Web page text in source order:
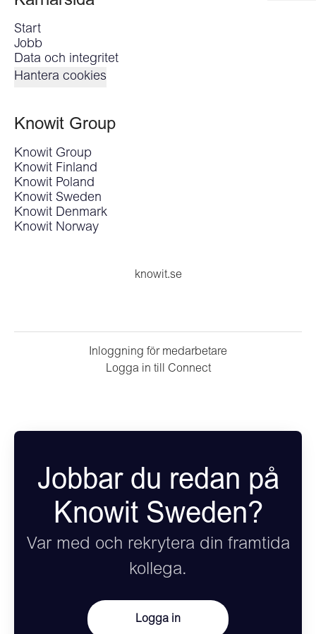
Start
Jobb
Data och integritet
Hantera cookies
Knowit Group
Knowit Group
Knowit Finland
Knowit Poland
Knowit Sweden
Knowit Denmark
Knowit Norway
knowit.se
Inloggning för medarbetare
Logga in till Connect
Jobbar du redan på
Knowit Sweden?
Var med och rekrytera din framtida
kollega.
Logga in